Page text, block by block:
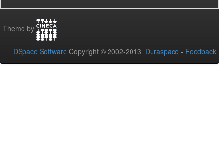
Theme by
DSpace Software Copyright © 2002-2013 Duraspace - Feedback